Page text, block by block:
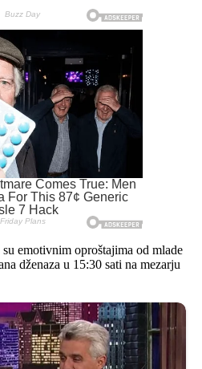
emotivnim oproštajima od mlade
dženaza u 15:30 sati na mezarju